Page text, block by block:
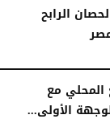
الرابح
المحلي مع
الأولى...